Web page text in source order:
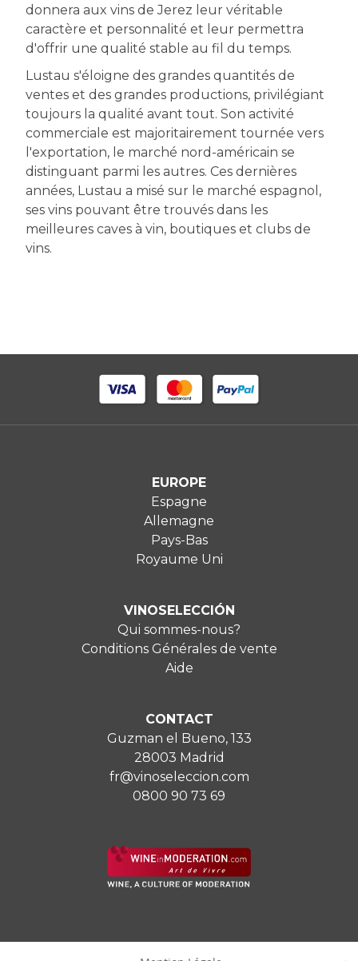
donnera aux vins de Jerez leur véritable
caractère et personnalité et leur permettra
d'offrir une qualité stable au fil du temps.
Lustau s'éloigne des grandes quantités de
ventes et des grandes productions, privilégiant
toujours la qualité avant tout. Son activité
commerciale est majoritairement tournée vers
l'exportation, le marché nord-américain se
distinguant parmi les autres. Ces dernières
années, Lustau a misé sur le marché espagnol,
ses vins pouvant être trouvés dans les
meilleures caves à vin, boutiques et clubs de
vins.
EUROPE
Espagne
Allemagne
Pays-Bas
Royaume Uni
VINOSELECCIÓN
Qui sommes-nous?
Conditions Générales de vente
Aide
CONTACT
Guzman el Bueno, 133
28003 Madrid
fr@vinoseleccion.com
0800 90 73 69